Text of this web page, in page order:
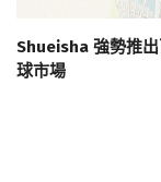
Shueisha 強勢推出
球市場